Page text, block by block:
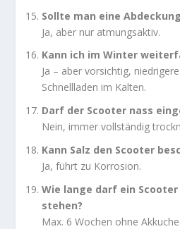
Sollte man eine
Ja, aber nur atmungsaktiv.
Kann ich im Winter
Ja – aber vorsichtig,
Schnellladen im Kalten.
Darf der Scooter nass
Nein, immer vollständig
Kann Salz den Scooter
Ja, führt zu Korrosion.
Wie lange darf ein
stehen?
Max. 6 Wochen ohne